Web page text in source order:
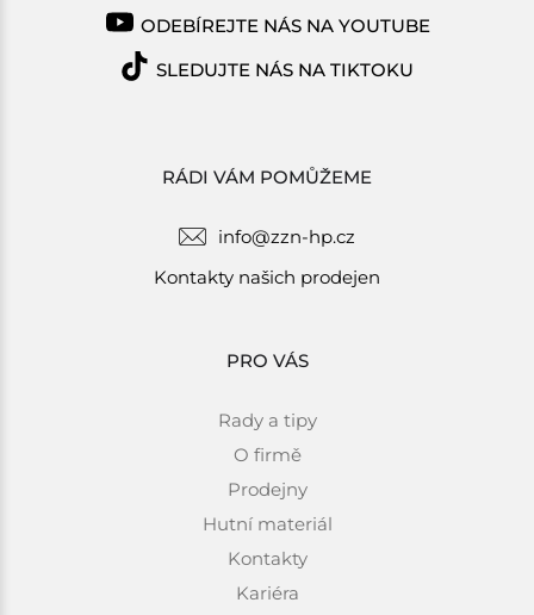
RÁDI VÁM POMŮŽEME
info@zzn-hp.cz
Kontakty našich prodejen
PRO VÁS
Rady a tipy
O firmě
Prodejny
Hutní materiál
Kontakty
Kariéra
ODEBÍREJTE NÁS NA YOUTUBE
SLEDUJTE NÁS NA TIKTOKU